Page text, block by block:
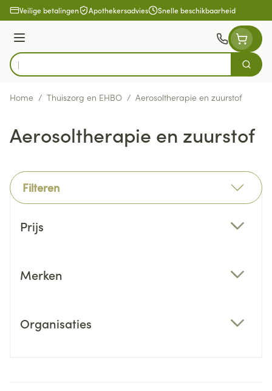
Ga naar de inhoud
Veilige betalingen Apothekersadvies Snelle beschikbaarheid
Menu
Product, merk, categorie...
Zoek
Home / Thuiszorg en EHBO / Aerosoltherapie en zuurstof
Aerosoltherapie en zuurstof
Filteren
Prijs
Merken
Organisaties